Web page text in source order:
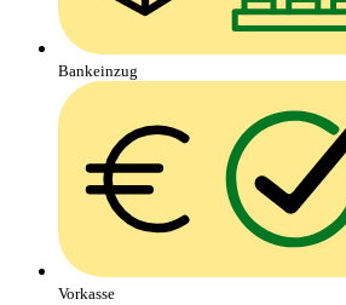
Bankeinzug
Vorkasse